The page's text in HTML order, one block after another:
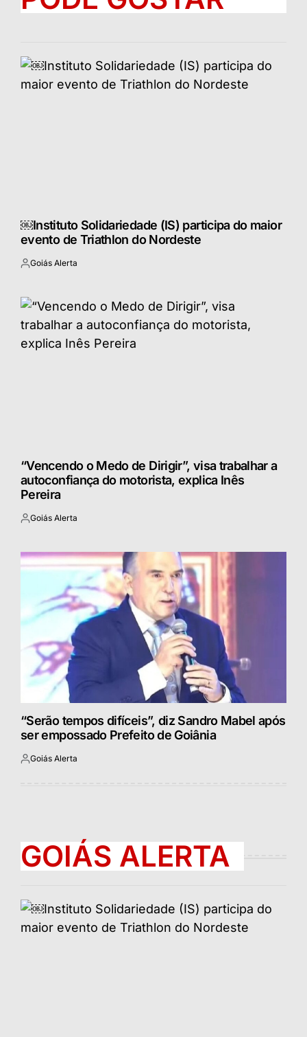
￼Instituto Solidariedade (IS) participa do maior
evento de Triathlon do Nordeste
Postado
Goiás Alerta
“Vencendo o Medo de Dirigir”, visa trabalhar a
autoconfiança do motorista, explica Inês
Pereira
Postado
Goiás Alerta
“Serão tempos difíceis”, diz Sandro Mabel após
ser empossado Prefeito de Goiânia
Postado
Goiás Alerta
GOIÁS ALERTA